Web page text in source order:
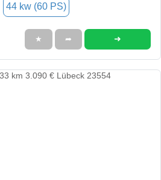
44 kw (60 PS)
★ ➦ ➜